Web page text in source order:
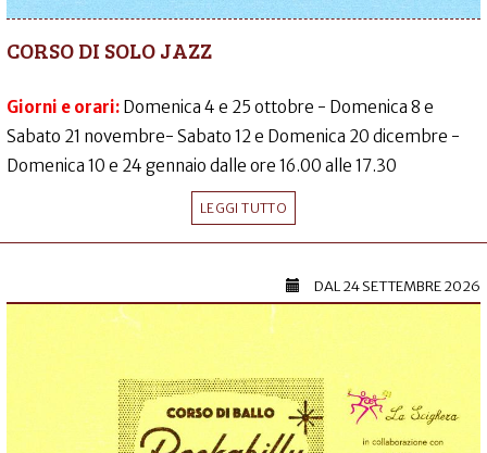
CORSO DI SOLO JAZZ
Giorni e orari: Domenica 4 e 25 ottobre - Domenica 8 e
Sabato 21 novembre- Sabato 12 e Domenica 20 dicembre -
Domenica 10 e 24 gennaio dalle ore 16.00 alle 17.30
LEGGI TUTTO
DAL24 SETTEMBRE 2026